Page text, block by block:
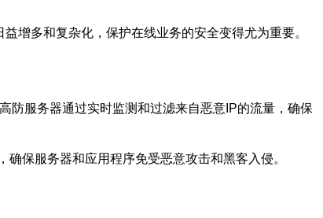
增多和复杂化，保护在线业务的安全变得尤为重要。
防服务器通过实时监测和过滤来自恶意IP的流量，确保
保服务器和应用程序免受恶意攻击和黑客入侵。